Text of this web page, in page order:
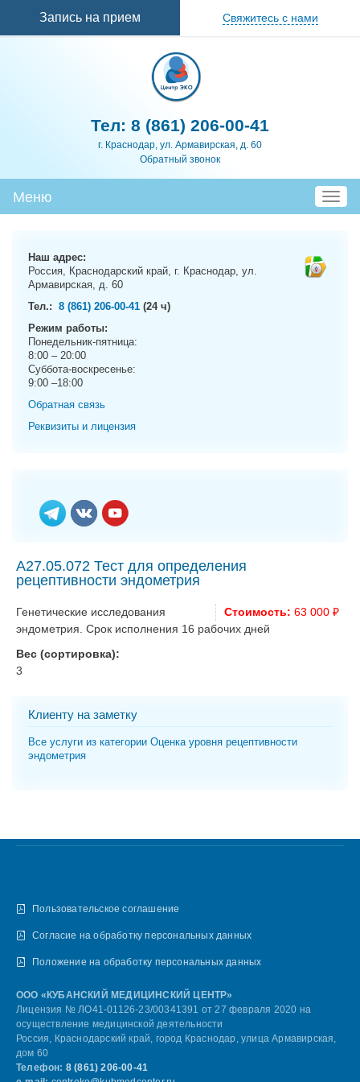
Запись на прием Свяжитесь с нами
Тел: 8 (861) 206-00-41
г. Краснодар, ул. Армавирская, д. 60
Обратный звонок
T
o
Меню
Наш адрес:
Россия, Краснодарский край, г. Краснодар, ул.
Армавирская, д. 60
Тел.: 8 (861) 206-00-41 (24 ч)
Режим работы:
Понедельник-пятница:
8:00 – 20:00
Суббота-воскресенье:
9:00 –18:00
Обратная связь
Реквизиты и лицензия
A27.05.072 Тест для определения
рецептивности эндометрия
Стоимость: 63 000 ₽
Генетические исследования
эндометрия. Срок исполнения 16 рабочих дней
Вес (сортировка):
3
Клиенту на заметку
Все услуги из категории Оценка уровня рецептивности
эндометрия
Пользовательское соглашение
Согласие на обработку персональных данных
Положение на обработку персональных данных
ООО «КУБАНСКИЙ МЕДИЦИНСКИЙ ЦЕНТР»
Лицензия № ЛО41-01126-23/00341391 от 27 февраля 2020 на
осуществление медицинской деятельности
Россия, Краснодарский край, город Краснодар, улица Армавирская,
дом 60
Телефон: 8 (861) 206-00-41